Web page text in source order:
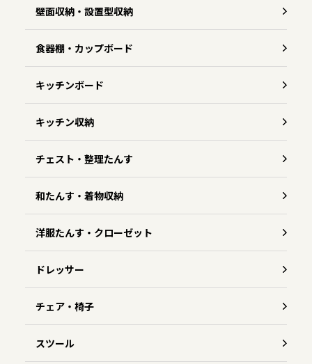
壁面収納・設置型収納
食器棚・カップボード
キッチンボード
キッチン収納
チェスト・整理たんす
和たんす・着物収納
洋服たんす・クローゼット
ドレッサー
チェア・椅子
スツール